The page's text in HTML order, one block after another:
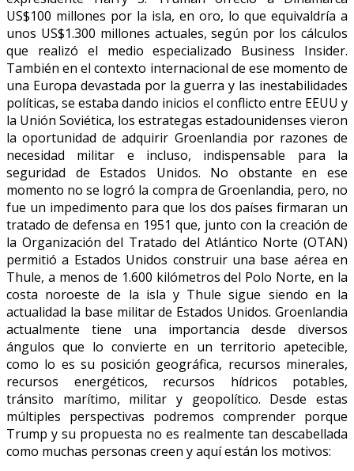
US$100 millones por la isla, en oro, lo que equivaldría a
unos US$1.300 millones actuales, según por los cálculos
que realizó el medio especializado Business Insider.
También en el contexto internacional de ese momento de
una Europa devastada por la guerra y las inestabilidades
políticas, se estaba dando inicios el conflicto entre EEUU y
la Unión Soviética, los estrategas estadounidenses vieron
la oportunidad de adquirir Groenlandia por razones de
necesidad militar e incluso, indispensable para la
seguridad de Estados Unidos. No obstante en ese
momento no se logró la compra de Groenlandia, pero, no
fue un impedimento para que los dos países firmaran un
tratado de defensa en 1951 que, junto con la creación de
la Organización del Tratado del Atlántico Norte (OTAN)
permitió a Estados Unidos construir una base aérea en
Thule, a menos de 1.600 kilómetros del Polo Norte, en la
costa noroeste de la isla y Thule sigue siendo en la
actualidad la base militar de Estados Unidos. Groenlandia
actualmente tiene una importancia desde diversos
ángulos que lo convierte en un territorio apetecible,
como lo es su posición geográfica, recursos minerales,
recursos energéticos, recursos hídricos potables,
tránsito marítimo, militar y geopolítico. Desde estas
múltiples perspectivas podremos comprender porque
Trump y su propuesta no es realmente tan descabellada
como muchas personas creen y aquí están los motivos: